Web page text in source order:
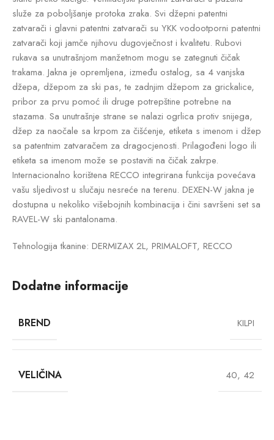
služe za poboljšanje protoka zraka. Svi džepni patentni
zatvarači i glavni patentni zatvarači su YKK vodootporni patentni
zatvarači koji jamče njihovu dugovječnost i kvalitetu. Rubovi
rukava sa unutrašnjom manžetnom mogu se zategnuti čičak
trakama. Jakna je opremljena, između ostalog, sa 4 vanjska
džepa, džepom za ski pas, te zadnjim džepom za grickalice,
pribor za prvu pomoć ili druge potrepštine potrebne na
stazama. Sa unutrašnje strane se nalazi ogrlica protiv snijega,
džep za naočale sa krpom za čišćenje, etiketa s imenom i džep
sa patentnim zatvaračem za dragocjenosti. Prilagođeni logo ili
etiketa sa imenom može se postaviti na čičak zakrpe.
Internacionalno korištena RECCO integrirana funkcija povećava
vašu sljedivost u slučaju nesreće na terenu. DEXEN-W jakna je
dostupna u nekoliko višebojnih kombinacija i čini savršeni set sa
RAVEL-W ski pantalonama.
Tehnologija tkanine: DERMIZAX 2L, PRIMALOFT, RECCO
Dodatne informacije
BREND KILPI
VELIČINA 40, 42